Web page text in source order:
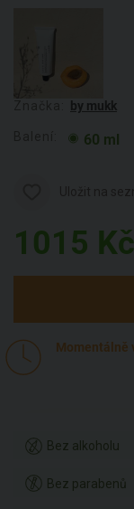
by mukk
60 ml
1015 Kč
Momentálně
Bez alkoholu
Bez parabenů